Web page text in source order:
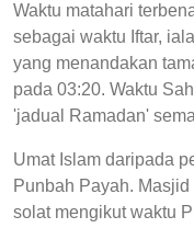
Waktu matahari
sebagai waktu Iftar,
yang menandakan
pada 03:20. Waktu
'jadual Ramadan'
Umat Islam daripada
Punbah Payah.
solat mengikut waktu